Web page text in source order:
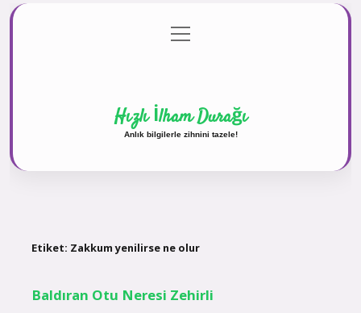
Gizlilik Politikası
menüyü
aç
Hızlı İlham Durağı
Anlık bilgilerle zihnini tazele!
Etiket: Zakkum yenilirse ne olur
Baldıran Otu Neresi Zehirli